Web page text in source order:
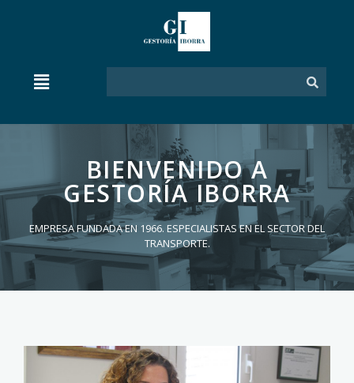
BIENVENIDO A
GESTORÍA IBORRA
EMPRESA FUNDADA EN 1966. ESPECIALISTAS EN EL SECTOR DEL
TRANSPORTE.